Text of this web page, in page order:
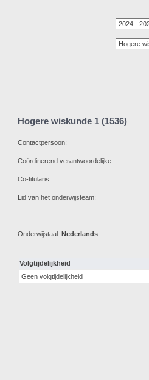
Hogere wiskunde 1 (1536)
Contactpersoon:
Coördinerend verantwoordelijke:
Co-titularis:
Lid van het onderwijsteam:
Onderwijstaal: Nederlands
Volgtijdelijkheid
Geen volgtijdelijkheid